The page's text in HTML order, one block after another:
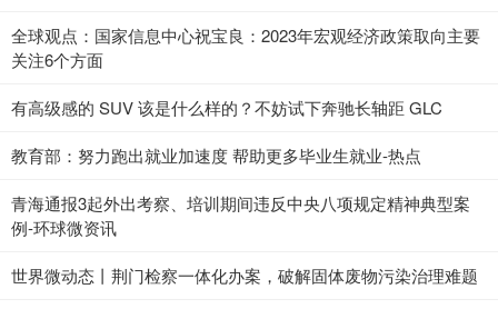
全球观点：国家信息中心祝宝良：2023年宏观经济政策取向主要
关注6个方面
有高级感的 SUV 该是什么样的？不妨试下奔驰长轴距 GLC
教育部：努力跑出就业加速度 帮助更多毕业生就业-热点
青海通报3起外出考察、培训期间违反中央八项规定精神典型案
例-环球微资讯
世界微动态丨荆门检察一体化办案，破解固体废物污染治理难题